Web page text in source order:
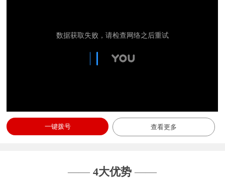
一键拨号 查看更多
——4大优势 ——